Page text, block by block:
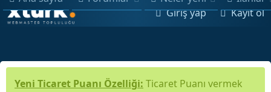
Giriş yap Kayıt ol
Yeni Ticaret Puanı Özelliği: Ticaret Puanı vermek